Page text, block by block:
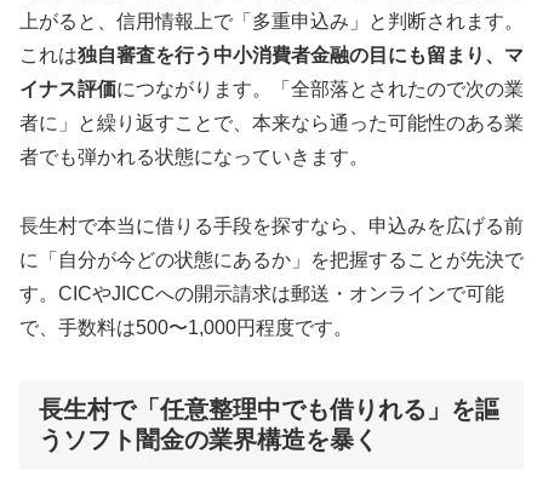
上がると、信用情報上で「多重申込み」と判断されます。
これは独自審査を行う中小消費者金融の目にも留まり、マ
イナス評価につながります。「全部落とされたので次の業
者に」と繰り返すことで、本来なら通った可能性のある業
者でも弾かれる状態になっていきます。
長生村で本当に借りる手段を探すなら、申込みを広げる前
に「自分が今どの状態にあるか」を把握することが先決で
す。CICやJICCへの開示請求は郵送・オンラインで可能
で、手数料は500〜1,000円程度です。
長生村で「任意整理中でも借りれる」を謳
うソフト闇金の業界構造を暴く